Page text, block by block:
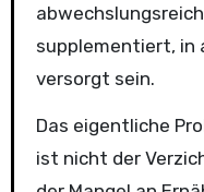
supplementiert, in
versorgt sein.
Das eigentliche
ist nicht der